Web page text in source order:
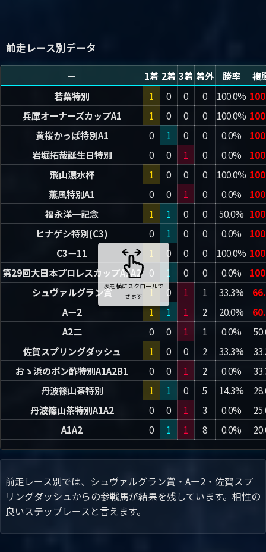
前走レース別データ
— 1着 2着 3着 着外 勝率
複
若葉特別
1 0 0 0 100.0%
兵庫オーナーズカップA1
1 0 0 0 100.0%
黄桜かっぱ特別A1
0 1 0 0 0.0%
岩堀拓哉誕生日特別
0 0 1 0 0.0%
飛山濃水杯
1 0 0 0 100.0%
薫風特別A1
0 0 1 0 0.0%
福永洋一記念
1 1 0 0 50.0%
ヒナゲシ特別(C3)
0 1 0 0 0.0%
C3ー11
1 0 0 0 100.0%
第29回大日本プロレスカップA1A2
0 1 0 0 0.0%
シュヴァルグラン賞
1 0 1 1 33.3%
Aー2
1 1 1 2 20.0%
A2二
0 0 1 1 0.0%
佐賀スプリングダッシュ
1 0 0 2 33.3%
おゝ浜のポン酢特別A1A2B1
0 0 1 2 0.0%
丹波篠山茶特別
1 1 0 5 14.3%
丹波篠山茶特別A1A2
0 0 1 3 0.0%
A1A2
0 1 1 8 0.0%
表を横にスクロールで
きます
前走レース別では、シュヴァルグラン賞・Aー2・佐賀スプ
リングダッシュからの参戦馬が結果を残しています。相性の
良いステップレースと言えます。